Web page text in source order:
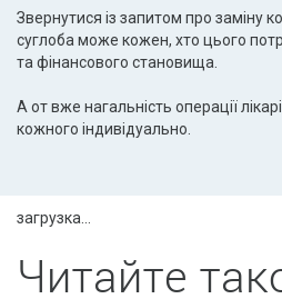
Звернутися із запитом про заміну
суглоба може кожен, хто цього
та фінансового становища.
А от вже нагальність операції
кожного індивідуально.
загрузка...
Читайте